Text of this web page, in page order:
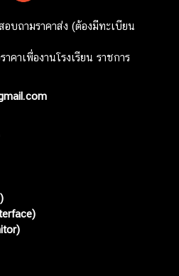
อบถามราคาส่ง (ต้องมีทะเบียน
คาเพื่องานโรงเรียน ราชการ